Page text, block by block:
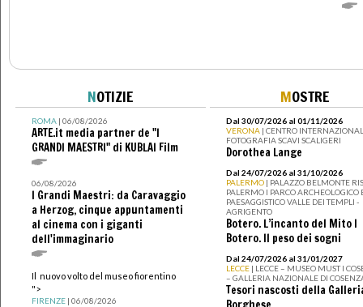
NOTIZIE
ROMA| 06/08/2026
ARTE.it media partner de "I
GRANDI MAESTRI" di KUBLAI Film
06/08/2026
I Grandi Maestri: da Caravaggio
a Herzog, cinque appuntamenti
al cinema con i giganti
dell'immaginario
Il nuovo volto del museo fiorentino
">
FIRENZE| 06/08/2026
MOSTRE
Dal 30/07/2026 al 01/11/2026
VERONA | CENTRO
FOTOGRAFIA SCAVI SCALIGERI
Dorothea Lange
Dal 24/07/2026 al 31/10/2026
PALERMO | PALAZZO BELMONTE
PALERMO I PARCO ARCHEOLOGICO
PAESAGGISTICO VALLE DEI TEMPLI -
AGRIGENTO
Botero. L’incanto del Mito I
Botero. Il peso dei sogni
Dal 24/07/2026 al 31/01/2027
LECCE | LECCE – MUSEO MUST I
– GALLERIA NAZIONALE DI
Tesori nascosti della